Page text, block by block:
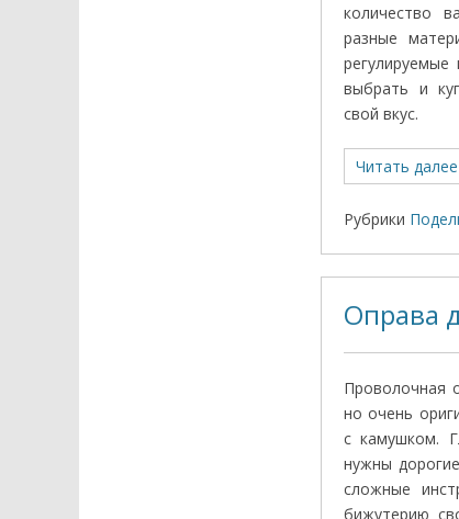
количество
разные
выбрать и
свой вкус.
Читать далее
Рубрики
Оправа
Проволочная
но очень
с камушком.
нужны
сложные
бижутерию